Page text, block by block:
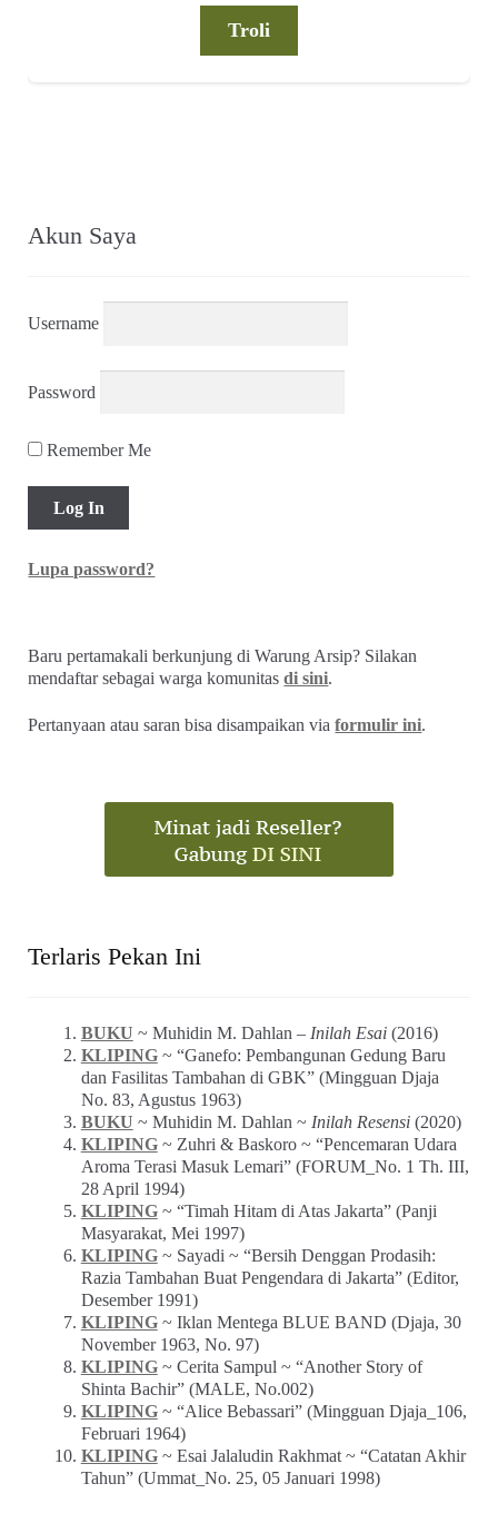
Troli
Akun Saya
Username
Password
Remember Me
Lupa password?
Baru pertamakali berkunjung di Warung Arsip? Silakan
mendaftar sebagai warga komunitasdi sini.
Pertanyaan atau saran bisa disampaikan viaformulir ini.
Terlaris Pekan Ini
BUKU ~ Muhidin M. Dahlan – Inilah Esai(2016)
KLIPING~ “Ganefo: Pembangunan Gedung Baru
dan Fasilitas Tambahan di GBK” (Mingguan Djaja
No. 83, Agustus 1963)
BUKU ~ Muhidin M. Dahlan ~ Inilah Resensi(2020)
KLIPING~ Zuhri & Baskoro ~ “Pencemaran Udara
Aroma Terasi Masuk Lemari” (FORUM_No. 1 Th. III,
28 April 1994)
KLIPING~ “Timah Hitam di Atas Jakarta” (Panji
Masyarakat, Mei 1997)
KLIPING~ Sayadi ~ “Bersih Denggan Prodasih:
Razia Tambahan Buat Pengendara di Jakarta” (Editor,
Desember 1991)
KLIPING~ Iklan Mentega BLUE BAND (Djaja, 30
November 1963, No. 97)
KLIPING~ Cerita Sampul ~ “Another Story of
Shinta Bachir” (MALE, No.002)
KLIPING~ “Alice Bebassari” (Mingguan Djaja_106,
Februari 1964)
KLIPING~ Esai Jalaludin Rakhmat ~ “Catatan Akhir
Tahun” (Ummat_No. 25, 05 Januari 1998)